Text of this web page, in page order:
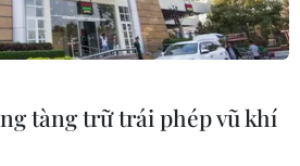
Quảng Ninh
#Huyện Lệ Thủy
tàng trữ trái phép vũ khí